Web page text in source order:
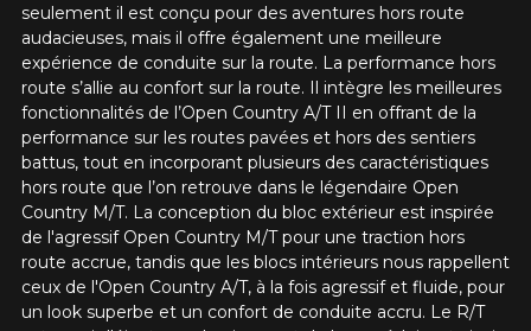
seulement il est conçu pour des aventures hors route
audacieuses, mais il offre également une meilleure
expérience de conduite sur la route. La performance hors
route s’allie au confort sur la route. Il intègre les meilleures
fonctionnalités de l’Open Country A/T II en offrant de la
performance sur les routes pavées et hors des sentiers
battus, tout en incorporant plusieurs des caractéristiques
hors route que l’on retrouve dans le légendaire Open
Country M/T. La conception du bloc extérieur est inspirée
de l'agressif Open Country M/T pour une traction hors
route accrue, tandis que les blocs intérieurs nous rappellent
ceux de l'Open Country A/T, à la fois agressif et fluide, pour
un look superbe et un confort de conduite accru. Le R/T